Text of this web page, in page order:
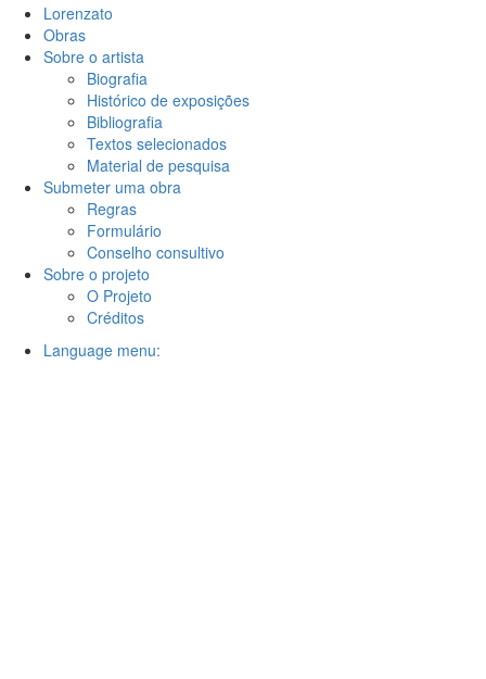
Lorenzato
Obras
Sobre o artista
Biografia
Histórico de exposições
Bibliografia
Textos selecionados
Material de pesquisa
Submeter uma obra
Regras
Formulário
Conselho consultivo
Sobre o projeto
O Projeto
Créditos
Language menu: